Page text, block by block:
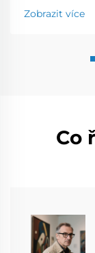
margin-
w...
Zobrazit více
Co